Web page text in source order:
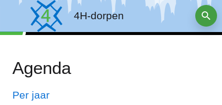
4H-dorpen
Agenda
Per jaar